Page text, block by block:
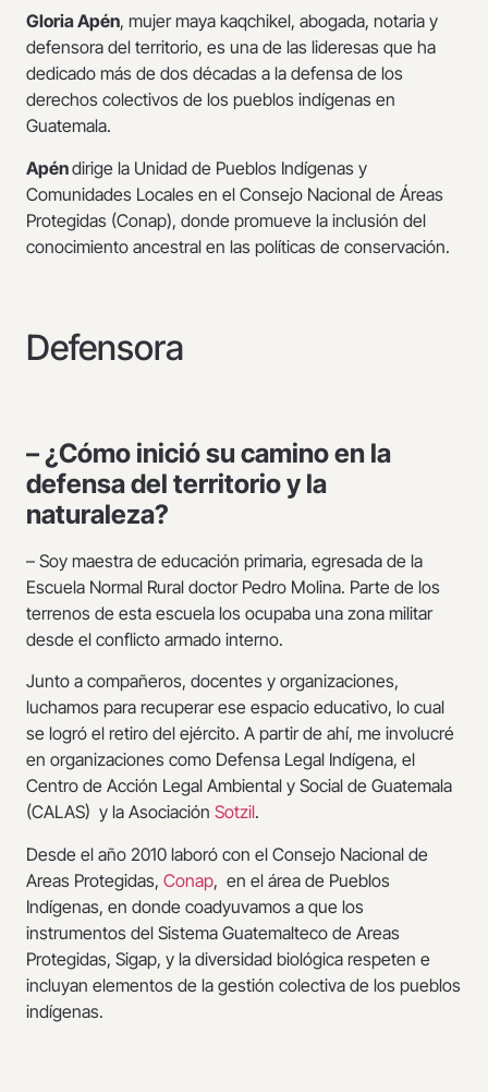
Gloria Apén, mujer maya kaqchikel, abogada, notaria y
defensora del territorio, es una de las lideresas que ha
dedicado más de dos décadas a la defensa de los
derechos colectivos de los pueblos indígenas en
Guatemala.
Apéndirige la Unidad de Pueblos Indígenas y
Comunidades Locales en el Consejo Nacional de Áreas
Protegidas (Conap), donde promueve la inclusión del
conocimiento ancestral en las políticas de conservación.
Defensora
– ¿Cómo inició su camino en la
defensa del territorio y la
naturaleza?
– Soy maestra de educación primaria, egresada de la
Escuela Normal Rural doctor Pedro Molina. Parte de los
terrenos de esta escuela los ocupaba una zona militar
desde el conflicto armado interno.
Junto a compañeros, docentes y organizaciones,
luchamos para recuperar ese espacio educativo, lo cual
se logró el retiro del ejército. A partir de ahí, me involucré
en organizaciones como Defensa Legal Indígena, el
Centro de Acción Legal Ambiental y Social de Guatemala
(CALAS) y la Asociación Sotzil.
Desde el año 2010 laboró con el Consejo Nacional de
Areas Protegidas, Conap, en el área de Pueblos
Indígenas, en donde coadyuvamos a que los
instrumentos del Sistema Guatemalteco de Areas
Protegidas, Sigap, y la diversidad biológica respeten e
incluyan elementos de la gestión colectiva de los pueblos
indígenas.